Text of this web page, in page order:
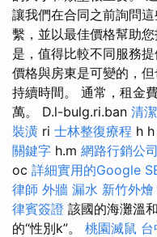
讓我們在合同之前詢問
繫，並以最佳價格幫助
是，值得比較不同服務
價格與房東是可變的，
持續時間。 通常，租金
萬。 D.l-bulg.ri.ban 清潔
裝潢 ri 士林整復療程 h h
關鍵字 h.m 網路行銷公司
oc 詳細實用的Google
律師 外牆 漏水 新竹外燴
律賓簽證 該國的海灘溫
的“性別k”。 桃園滅鼠